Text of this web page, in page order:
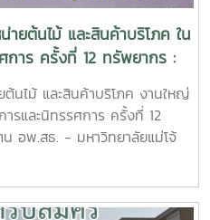
ยต้นไม้ และสินค้าบริโภค ใน
การ ครั้งที่ 12 ทรัพยากร :
มหาวิทยาลัยแม่โจ้
นเนื่องมาจากพระราชดำริ
ยามบรมราชกุมารี ระหว่าง
นไม้ และสินค้าบริโภค งานใหญ่
ารและนิทรรศการ ครั้งที่ 12
อพ.สธ. - มหาวิทยาลัยแม่โจ้
าชกุมารี ระหว่างวันที่ 4-10
รสมัคร รับสมัครตั้งแต่บัดนี้ไป